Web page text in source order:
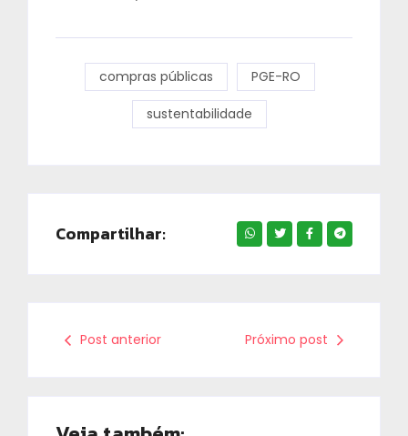
compras públicas PGE-RO
sustentabilidade
Compartilhar:
Post anterior Próximo post